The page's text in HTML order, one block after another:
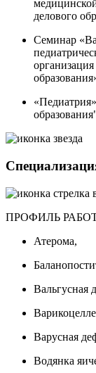
делового
Семинар
ПРОФИЛЬ
Атерома,
Вальгусная
Варусная
Водянка